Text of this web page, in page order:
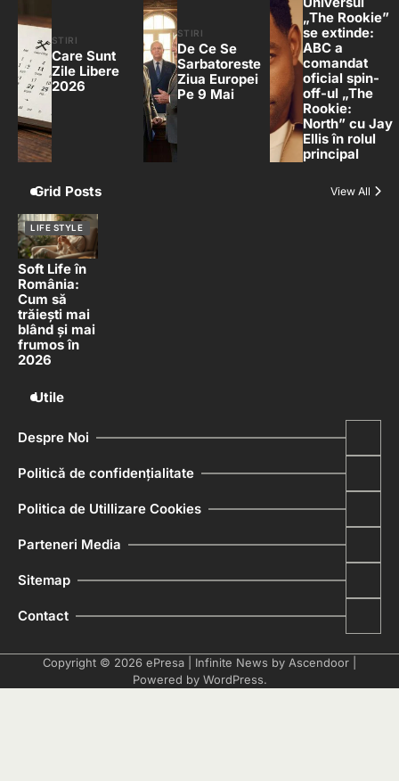
STIRI
Care Sunt
Zile Libere
2026
STIRI
De Ce Se
Sarbatoreste
Ziua Europei
Pe 9 Mai
„The Rookie”
se extinde:
ABC a
comandat
oficial spin-
off-ul „The
Rookie:
North” cu Jay
Ellis în rolul
principal
Grid Posts View All
LIFE STYLE
Soft Life în
România:
Cum să
trăiești mai
blând și mai
frumos în
2026
Utile
Despre Noi
Politică de confidențialitate
Politica de Utillizare Cookies
Parteneri Media
Sitemap
Contact
Copyright © 2026 ePresa | Infinite News by Ascendoor
Powered by WordPress.